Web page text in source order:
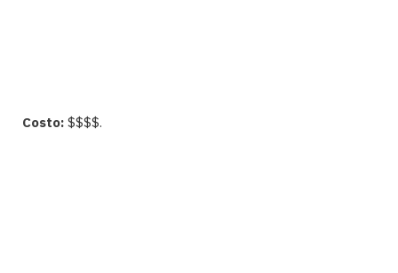
Costo: $$$$.